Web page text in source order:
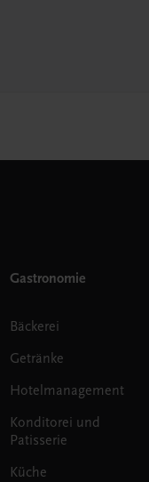
Gastronomie
Bäckerei
Getränke
Hotelmanagement
Konditorei und
Patisserie
Küche